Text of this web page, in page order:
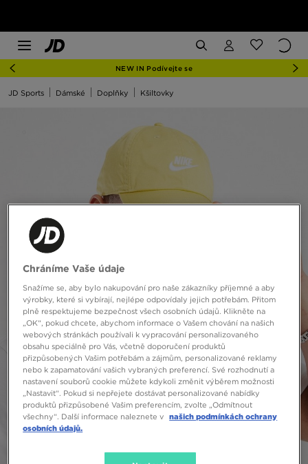
NEW IN Podívejte se
JD Sports Dámské Doplňky Kšiltovky
Chráníme Vaše údaje
Snažíme se, aby bylo nakupování pro naše zákazníky příjemné a aby
výrobky, které si vybírají, nejlépe odpovídaly jejich potřebám. Přitom
plně respektujeme bezpečnost všech osobních údajů. Klikněte na
„OK“, pokud chcete, abychom informace o Vašem chování na našich
webových stránkách používali k vypracování personalizovaného
obsahu speciálně pro Vás, včetně doporučení produktů
přizpůsobených Vašim potřebám a zájmům, personalizované reklamy
nebo k zapamatování vašich vybraných preferencí. Své rozhodnutí a
nastavení souborů cookie můžete kdykoli změnit výběrem možnosti
„Nastavit“. Pokud si nepřejete dostávat personalizované nabídky
produktů přizpůsobené Vašim preferencím, zvolte „Odmítnout
všechny“. Další informace naleznete v našich podmínkách ochrany
osobních údajů.